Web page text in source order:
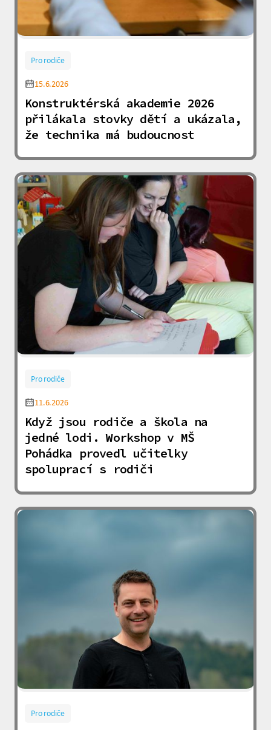
Pro rodiče
15.6.2026
Konstruktérská akademie 2026
přilákala stovky dětí a ukázala,
že technika má budoucnost
Pro rodiče
11.6.2026
Když jsou rodiče a škola na
jedné lodi. Workshop v MŠ
Pohádka provedl učitelky
spoluprací s rodiči
Pro rodiče